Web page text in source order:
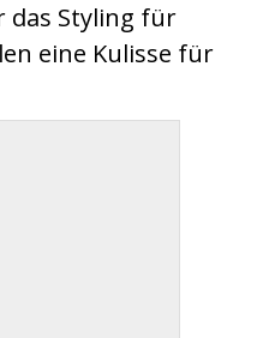
das Styling für
eine Kulisse für